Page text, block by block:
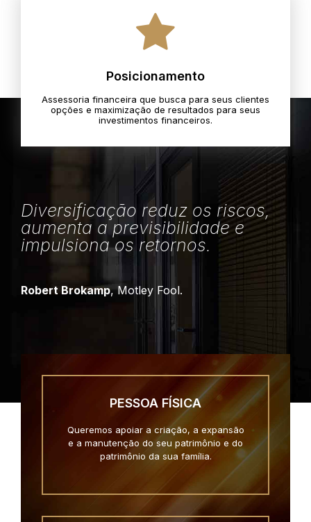
Posicionamento
Assessoria financeira que busca para seus clientes
opções e maximização de resultados para seus
investimentos financeiros.
Diversificação reduz os riscos,
aumenta a previsibilidade e
impulsiona os retornos.
Robert Brokamp, Motley Fool.
PESSOA FÍSICA
Queremos apoiar a criação, a expansão
e a manutenção do seu patrimônio e do
patrimônio da sua família.